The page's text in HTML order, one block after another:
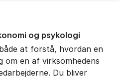
og psy­ko­lo­gi
at forstå, hvordan en
om en af virksomhedens
Du bliver